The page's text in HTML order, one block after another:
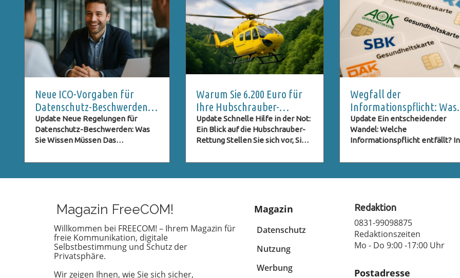
Neue ICO-Vorgaben für
Datenschutz-Beschwerden:
Was Nutzer Wissen Müssen
Update Neue Regelungen für
Datenschutz-Beschwerden: Was
Sie Wissen Müssen Das
ständig weiter, besonders im
Entwicklungen betrifft die ICO
(Information Commissioner's
Office) im Vereinigten Königreich,
die neue Verpflichtungen für
Beschwerden im Bereich des
Datenschutzes eingeführt hat.
Diese Regelungen zielen darauf ab,
Warum Sie 6.200 Euro für
Ihre Hubschrauber-
Rettung vermeiden sollten
Update Schnelle Hilfe in der Not:
Ein Blick auf die Hubschrauber-
Rettung Stellen Sie sich vor, Sie
genießen die atemberaubende
nicht jeder ist auf die Kosten
einer Hubschrauber-Rettung
vorbereitet. Ein aktueller Fall
Österreich hat verdeutlicht, wie
Vorbereitung und die richtigen
Wegfall der
Informationspflicht: Was
bedeutete dies für
Kassenpatienten?
Update Ein entscheidender
Wandel: Welche
Informationspflicht entfällt? In
Versicherte bisher über
GKV-
eine wichtige Änderung
beschlossen, die die
Informationspflicht der
Versicherten betrifft. Dies
Magazin FreeCOM!
Willkommen bei FREECOM! – Ihrem Magazin für
freie Kommunikation, digitale
Selbstbestimmung und Schutz der
Privatsphäre.
Wir zeigen Ihnen, wie Sie sich sicher,
Magazin
Datenschutz
Nutzung
Werbung
Redaktion
0831-99098875
Redaktionszeiten
Mo - Do 9:00 -17:00 Uhr
Postadresse